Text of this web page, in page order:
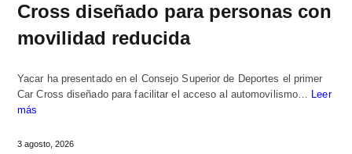
Cross diseñado para personas con
movilidad reducida
Yacar ha presentado en el Consejo Superior de Deportes el primer
Car Cross diseñado para facilitar el acceso al automovilismo… Leer
más
3 agosto, 2026